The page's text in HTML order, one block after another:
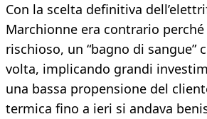
Con la scelta definitiva
Marchionne era contrario
rischioso, un “bagno di sangue”
volta, implicando grandi
una bassa propensione del
termica fino a ieri si andava